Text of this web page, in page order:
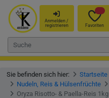
Anmelden /
registrieren
Favoriten
Sie befinden sich hier: Startseite
Nudeln, Reis & Hülsenfrüchte
Oryza Risotto- & Paella-Reis 1kg